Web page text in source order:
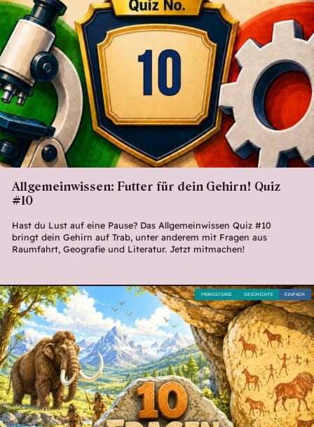
Allgemeinwissen: Futter für dein Gehirn! Quiz
#10
Hast du Lust auf eine Pause? Das Allgemeinwissen Quiz #10
bringt dein Gehirn auf Trab, unter anderem mit Fragen aus
Raumfahrt, Geografie und Literatur. Jetzt mitmachen!
EINFACH
GESCHICHTE
PRÄHISTORIE